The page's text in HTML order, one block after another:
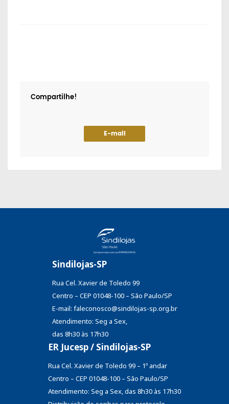
Compartilhe!
E-mail
Sindilojas-SP
Rua Cel. Xavier de Toledo 99
Centro – CEP 01048-100 – São Paulo/SP
E-mail: faleconosco@sindilojas-sp.org.br
Atendimento: Seg a Sex,
das 8h30 às 17h30
ER Jucesp / Sindilojas-SP
Rua Cel. Xavier de Toledo 99 – 1º andar
Centro – CEP 01048-100 – São Paulo/SP
Atendimento: Seg a Sex, das 8h30 às 17h30